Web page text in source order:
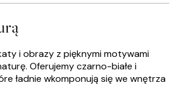
i obrazy z pięknymi motywami
Oferujemy czarno-białe i
ładnie wkomponują się we wnętrza